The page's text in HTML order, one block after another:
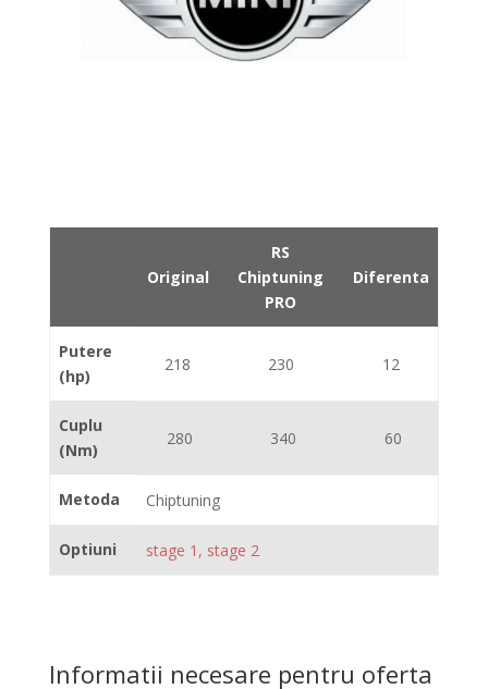
Original
RS
Chiptuning
PRO
Diferenta
Putere
(hp)
218 230 12
Cuplu
(Nm)
280 340 60
Metoda Chiptuning
Optiuni stage 1, stage 2
Informatii necesare pentru oferta